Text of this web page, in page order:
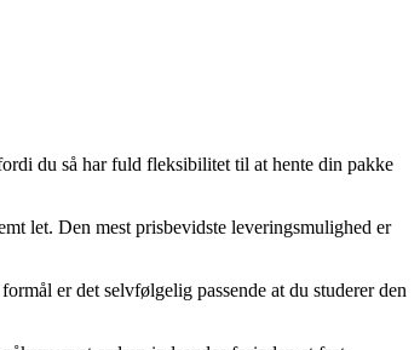
du så har fuld fleksibilitet til at hente din pakke
let. Den mest prisbevidste leveringsmulighed er
er det selvfølgelig passende at du studerer den